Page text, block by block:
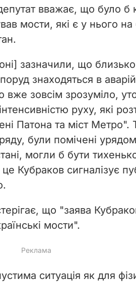
i
e
o
вважає, що було б
мости, які є у нього
зазначили, що
знаходяться в
вже зовсім зрозуміло,
руху, які
Патона та міст Метро".
були помічені
могли б бути
Кубраков сигналізує
що "заява
мости".
ситуація як для